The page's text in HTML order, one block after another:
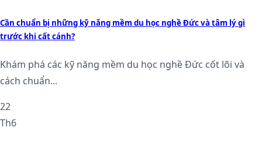
Cần chuẩn bị những kỹ năng mềm du học nghề Đức và tâm lý gì
trước khi cất cánh?
Khám phá các kỹ năng mềm du học nghề Đức cốt lõi và
cách chuẩn...
22
Th6